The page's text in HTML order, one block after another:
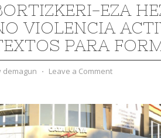
EZA
VIOLENCIA
PARA
demagun ⋅ Leave a Comment